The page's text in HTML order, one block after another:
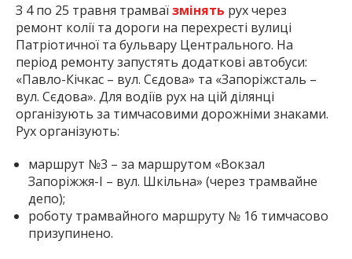
З 4 по 25 травня трамваїзмінять рух через
ремонт колії та дороги на перехресті вулиці
Патріотичної та бульвару Центрального. На
період ремонту запустять додаткові автобуси:
«Павло-Кічкас – вул. Сєдова» та «Запоріжсталь –
вул. Сєдова». Для водіїв рух на цій ділянці
організують за тимчасовими дорожніми знаками.
Рух організують:
маршрут №3 – за маршрутом «Вокзал
Запоріжжя-І – вул. Шкільна» (через трамвайне
депо);
роботу трамвайного маршруту № 16 тимчасово
призупинено.